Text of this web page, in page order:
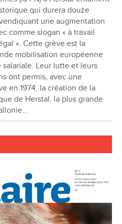
qui durera douze
une augmentation
comme slogan « à travail
». Cette grève est la
mobilisation européenne
salariale. Leur lutte et leurs
ont permis, avec une
en 1974, la création de la
de Herstal, la plus grande